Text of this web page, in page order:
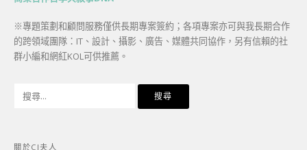
※專題策劃和顧問服務僅供長期專案簽約；各項專案亦可與我長期合作
的跨領域團隊：IT、設計、攝影、廣告、媒體共同協作，另有信賴的社
群小編和網紅KOL可供推薦。
關於CJ夫人